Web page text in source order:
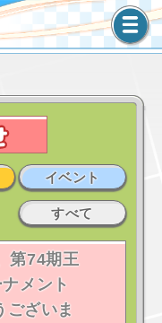
イベント
すべて
第74期王
メント
ございま